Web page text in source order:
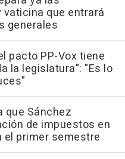
que entrará
generales
pacto PP-Vox tiene
la legislatura": "Es lo
que Sánchez
de impuestos en
el primer semestre